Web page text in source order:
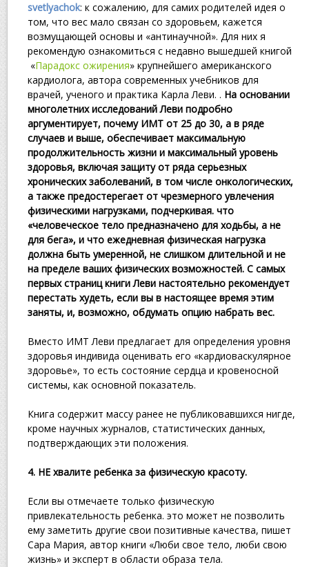
svetlyachok: к сожалению, для самих родителей идея о
том, что вес мало связан со здоровьем, кажется
возмущающей основы и «антинаучной». Для них я
рекомендую ознакомиться с недавно вышедшей книгой
«Парадокс ожирения» крупнейшего американского
кардиолога, автора современных учебников для
врачей, ученого и практика Карла Леви. . На основании
многолетних исследований Леви подробно
аргументирует, почему ИМТ от 25 до 30, а в ряде
случаев и выше, обеспечивает максимальную
продолжительность жизни и максимальный уровень
здоровья, включая защиту от ряда серьезных
хронических заболеваний, в том числе онкологических,
а также предостерегает от чрезмерного увлечения
физическими нагрузками, подчеркивая. что
«человеческое тело предназначено для ходьбы, а не
для бега», и что ежедневная физическая нагрузка
должна быть умеренной, не слишком длительной и не
на пределе ваших физических возможностей. С самых
первых страниц книги Леви настоятельно рекомендует
перестать худеть, если вы в настоящее время этим
заняты, и, возможно, обдумать опцию набрать вес.
Вместо ИМТ Леви предлагает для определения уровня
здоровья индивида оценивать его «кардиоваскулярное
здоровье», то есть состояние сердца и кровеносной
системы, как основной показатель.
Книга содержит массу ранее не публиковавшихся нигде,
кроме научных журналов, статистических данных,
подтверждающих эти положения.
4. НЕ хвалите ребенка за физическую красоту.
Если вы отмечаете только физическую
привлекательность ребенка. это может не позволить
ему заметить другие свои позитивные качества, пишет
Сара Мария, автор книги «Люби свое тело, люби свою
жизнь» и эксперт в области образа тела.